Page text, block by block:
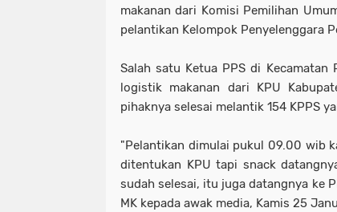
makanan dari Komisi Pemilihan
pelantikan Kelompok Penyelenggara
Salah satu Ketua PPS di Kecamatan
logistik makanan dari KPU
pihaknya selesai melantik 154 KPPS
"Pelantikan dimulai pukul 09.00 wib
ditentukan KPU tapi snack
sudah selesai, itu juga datangnya ke
MK kepada awak media, Kamis 25